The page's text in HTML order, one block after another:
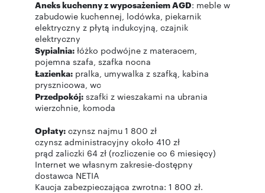
Aneks kuchenny z wyposażeniem AGD: meble w
zabudowie kuchennej, lodówka, piekarnik
elektryczny z płytą indukcyjną, czajnik
elektryczny
Sypialnia: łóżko podwójne z materacem,
pojemna szafa, szafka nocna
Łazienka: pralka, umywalka z szafką, kabina
prysznicowa, wc
Przedpokój: szafki z wieszakami na ubrania
wierzchnie, komoda
Opłaty: czynsz najmu 1 800 zł
czynsz administracyjny około 410 zł
prąd zaliczki 64 zł (rozliczenie co 6 miesięcy)
Internet we własnym zakresie-dostępny
dostawca NETIA
Kaucja zabezpieczająca zwrotna: 1 800 zł.